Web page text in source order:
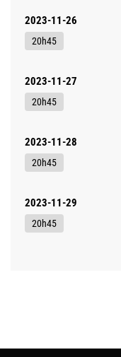
2023-11-26
20h45
2023-11-27
20h45
2023-11-28
20h45
2023-11-29
20h45